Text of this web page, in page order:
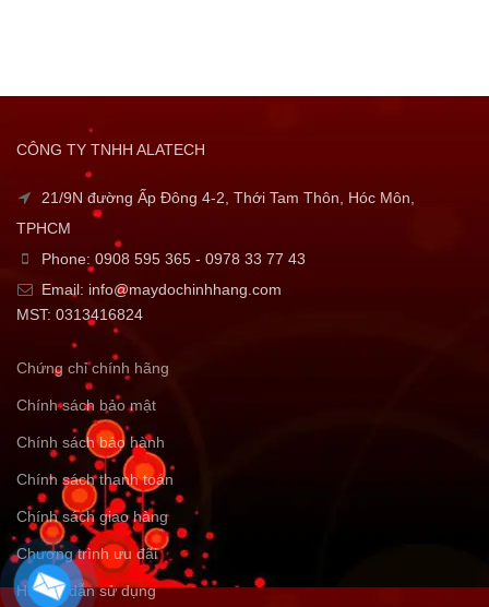
CÔNG TY TNHH ALATECH
21/9N đường Ấp Đông 4-2, Thới Tam Thôn, Hóc Môn,
TPHCM
Phone: 0908 595 365 - 0978 33 77 43
Email: info@maydochinhhang.com
MST: 0313416824
Chứng chỉ chính hãng
Chính sách bảo mật
Chính sách bảo hành
Chính sách thanh toán
Chính sách giao hàng
Chương trình ưu đãi
Hướng dẫn sử dụng